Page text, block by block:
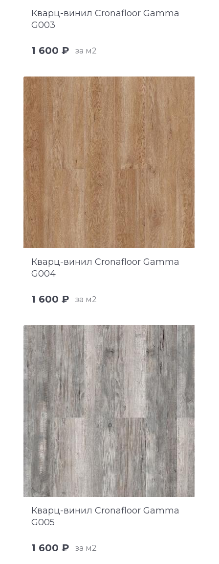
Кварц-винил Cronafloor Gamma
G003
1 600 ₽ за м2
Кварц-винил Cronafloor Gamma
G004
1 600 ₽ за м2
Кварц-винил Cronafloor Gamma
G005
1 600 ₽ за м2